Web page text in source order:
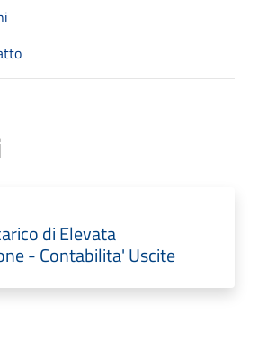
di Elevata
- Contabilita' Uscite